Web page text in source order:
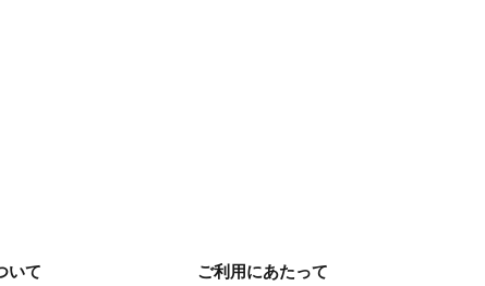
いて ご利用にあたって